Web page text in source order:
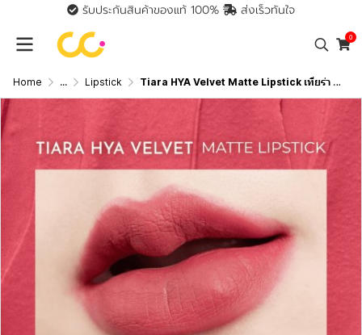
รับประกันสินค้าของแท้ 100% ส่งเร็วทันใจ
0
Home ... Lipstick Tiara HYA Velvet Matte Lipstick เทียร่า ลิปสติกผสมไฮยาลูรอน บำรุงปาก กลบปากคล้ำ ติดทนนาน